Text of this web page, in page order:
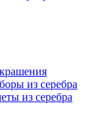
из серебра
из серебра